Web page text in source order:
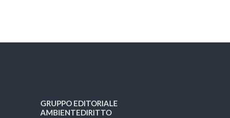
GRUPPO EDITORIALE
AMBIENTEDIRITTO